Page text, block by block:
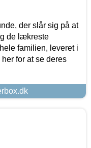
der slår sig på at
de lækreste
familien, leveret i
for at se deres